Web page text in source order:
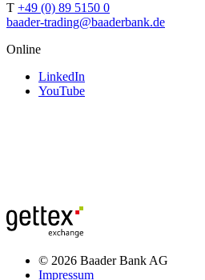
T +49 (0) 89 5150 0
baader-trading@baaderbank.de
Online
LinkedIn
YouTube
© 2026 Baader Bank AG
Impressum